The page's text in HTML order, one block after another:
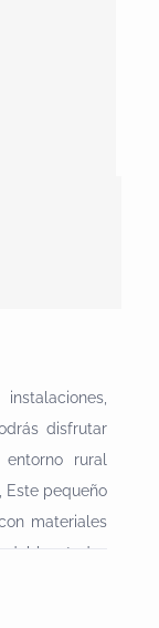
disfrutar
rural
Este pequeño
materiales
todas
dipone